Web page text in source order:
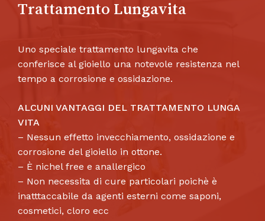
Trattamento Lungavita
Uno speciale trattamento lungavita che
conferisce al gioiello una notevole resistenza nel
tempo a corrosione e ossidazione.
ALCUNI VANTAGGI DEL TRATTAMENTO LUNGA
VITA
– Nessun effetto invecchiamento, ossidazione e
corrosione del gioiello in ottone.
– È nichel free e anallergico
– Non necessita di cure particolari poichè è
inatttaccabile da agenti esterni come saponi,
cosmetici, cloro ecc